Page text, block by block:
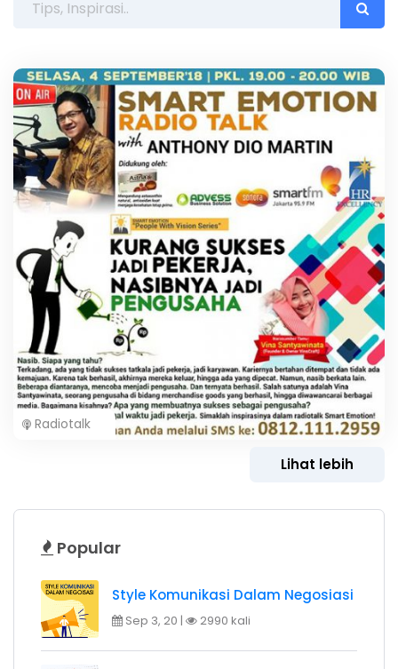
Radiotalk
Lihat lebih
Popular
Style Komunikasi Dalam Negosiasi
Sep 3, 20 | 2990 kali